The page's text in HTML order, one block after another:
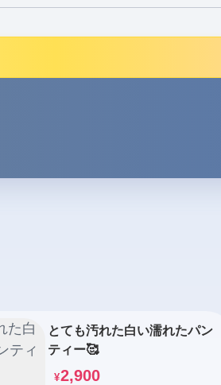
とても汚れた白い濡れたパン
ティー🥰
¥2,900